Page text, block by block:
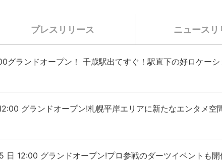
プレスリリース ニュースリ
グランドオープン！ 千歳駅出てすぐ！駅直下の好ロケー
グランドオープン!札幌平岸エリアに新たなエンタメ空
日 12:00 グランドオープン!プロ参戦のダーツイベントも開